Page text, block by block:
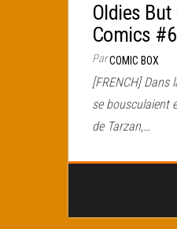
Oldies
Comics
ParCOMIC BOX
[FRENCH] Dans
se bousculaient
de Tarzan,…